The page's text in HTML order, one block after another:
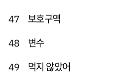
47 보호구역
48 변수
49 먹지 않았어